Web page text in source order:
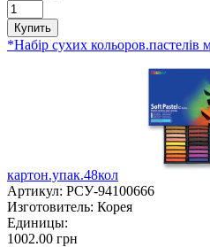
Купить
*Набір сухих
картон.упак.48кол
Артикул: РСУ-94100666
Изготовитель: Корея
Единицы:
1002.00 грн